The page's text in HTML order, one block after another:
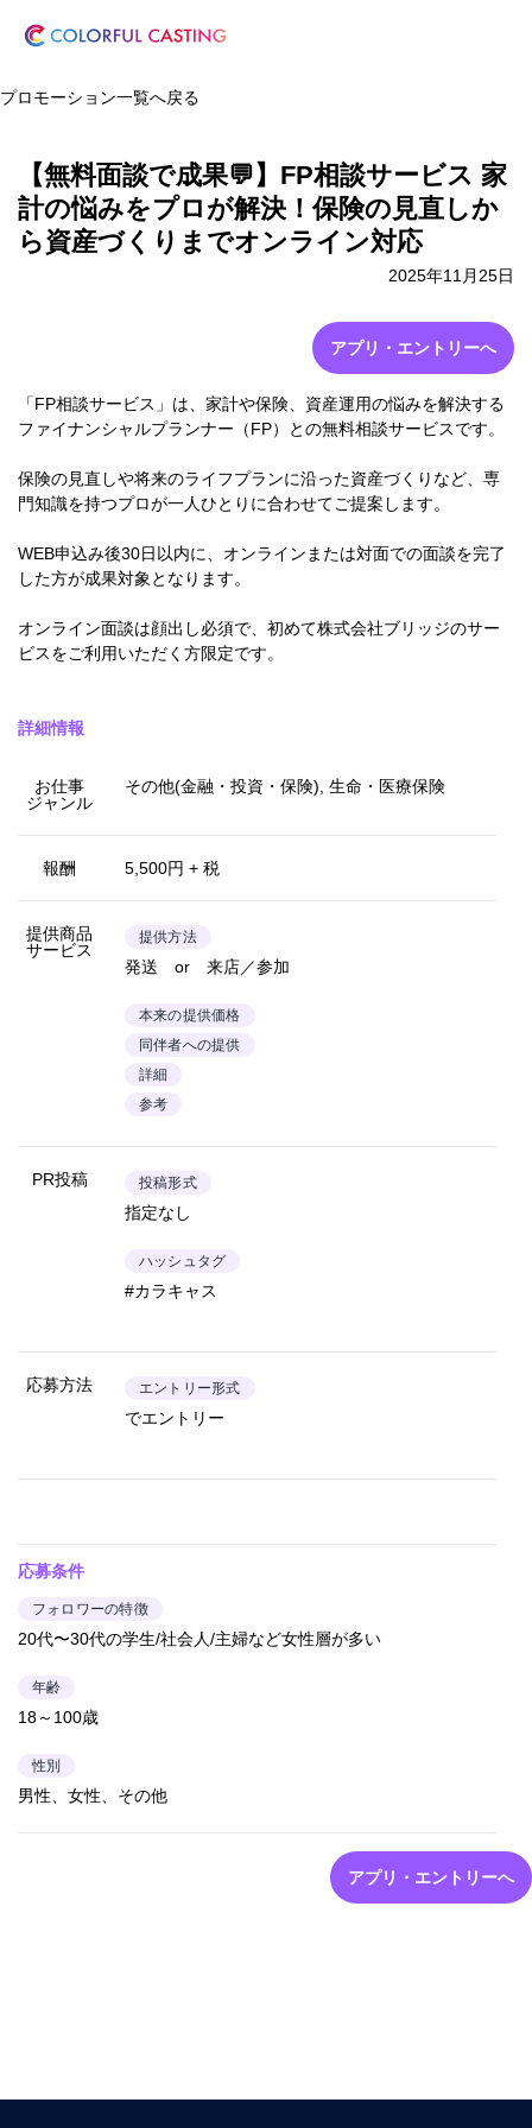
プロモーション一覧へ戻る
【無料面談で成果💬】FP相談サービス 家
計の悩みをプロが解決！保険の見直しか
ら資産づくりまでオンライン対応
2025年11月25日
アプリ・エントリーへ
「FP相談サービス」は、家計や保険、資産運用の悩みを解決する
ファイナンシャルプランナー（FP）との無料相談サービスです。
保険の見直しや将来のライフプランに沿った資産づくりなど、専
門知識を持つプロが一人ひとりに合わせてご提案します。
WEB申込み後30日以内に、オンラインまたは対面での面談を完了
した方が成果対象となります。
オンライン面談は顔出し必須で、初めて株式会社ブリッジのサー
ビスをご利用いただく方限定です。
詳細情報
お仕事
ジャンル
その他(金融・投資・保険), 生命・医療保険
報酬 5,500円 + 税
提供商品
サービス
提供方法
発送 or 来店／参加
本来の提供価格
同伴者への提供
詳細
参考
PR投稿 投稿形式
指定なし
ハッシュタグ
#カラキャス
応募方法 エントリー形式
でエントリー
応募条件
フォロワーの特徴
20代〜30代の学生/社会人/主婦など女性層が多い
年齢
18～100歳
性別
男性、女性、その他
アプリ・エントリーへ